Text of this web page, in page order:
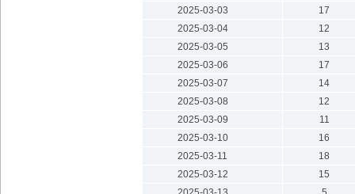
2025-03-03
17
2025-03-04
12
2025-03-05
13
2025-03-06
17
2025-03-07
14
2025-03-08
12
2025-03-09
11
2025-03-10
16
2025-03-11
18
2025-03-12
15